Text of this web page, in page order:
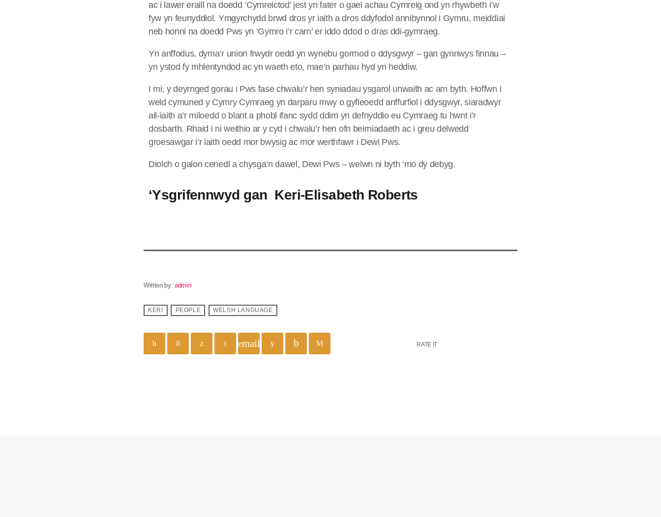
ac i lawer eraill na doedd ‘Cymreictod’ jest yn fater o gael achau Cymreig ond yn rhywbeth i’w
fyw yn feunyddiol. Ymgyrchydd brwd dros yr iaith a dros ddyfodol annibynnol i Gymru, meiddiai
neb honni na doedd Pws yn ‘Gymro i’r carn’ er iddo ddod o dras ddi-gymraeg.
Yn anffodus, dyma’r union frwydr oedd yn wynebu gormod o ddysgwyr – gan gynnwys finnau –
yn ystod fy mhlentyndod ac yn waeth eto, mae’n parhau hyd yn heddiw.
I mi, y deyrnged gorau i Pws fase chwalu’r hen syniadau ysgarol unwaith ac am byth. Hoffwn i
weld cymuned y Cymry Cymraeg yn darparu mwy o gyfleoedd anffurfiol i ddysgwyr, siaradwyr
ail-iaith a’r miloedd o blant a phobl ifanc sydd ddim yn defnyddio eu Cymraeg tu hwnt i’r
dosbarth. Rhaid i ni weithio ar y cyd i chwalu’r hen ofn beirniadaeth ac i greu delwedd
groesawgar i’r iaith oedd mor bwysig ac mor werthfawr i Dewi Pws.
Diolch o galon cenedl a chysga’n dawel, Dewi Pws – welwn ni byth ‘mo dy debyg.
‘Ysgrifennwyd gan Keri-Elisabeth Roberts
Written by:admin
KERI PEOPLE WELSH LANGUAGE
email RATE IT